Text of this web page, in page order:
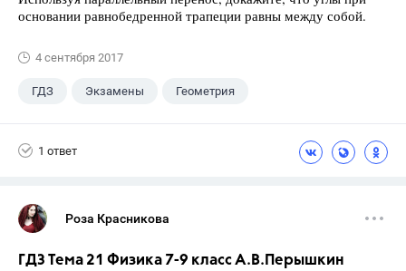
основании равнобедренной трапеции равны между собой.
4 сентября 2017
ГДЗ Экзамены Геометрия
1 ответ
Роза Красникова
ГДЗ Тема 21 Физика 7-9 класс А.В.Перышкин